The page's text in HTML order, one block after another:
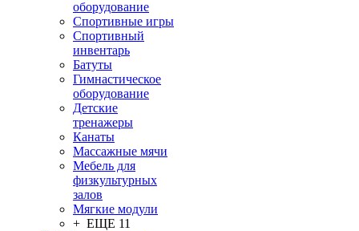
оборудование
Спортивные игры
Спортивный
инвентарь
Батуты
Гимнастическое
оборудование
Детские
тренажеры
Канаты
Массажные мячи
Мебель для
физкультурных
залов
Мягкие модули
+ ЕЩЕ 11